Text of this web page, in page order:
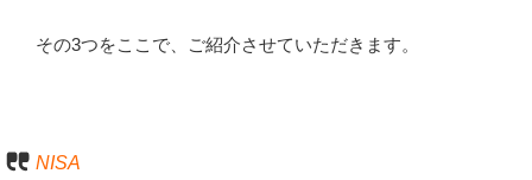
その3つをここで、ご紹介させていただきます。
NISA